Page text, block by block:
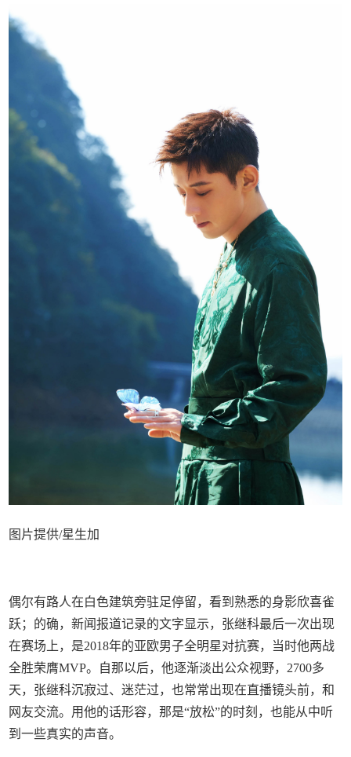
图片提供/星生加
偶尔有路人在白色建筑旁驻足停留，看到熟悉的身影欣喜雀
跃；的确，新闻报道记录的文字显示，张继科最后一次出现
在赛场上，是2018年的亚欧男子全明星对抗赛，当时他两战
全胜荣膺MVP。自那以后，他逐渐淡出公众视野，2700多
天，张继科沉寂过、迷茫过，也常常出现在直播镜头前，和
网友交流。用他的话形容，那是“放松”的时刻，也能从中听
到一些真实的声音。